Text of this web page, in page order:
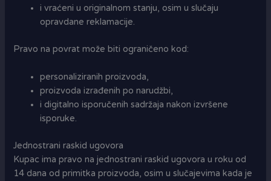
i vraćeni u originalnom stanju, osim u slučaju
opravdane reklamacije.
Pravo na povrat može biti ograničeno kod:
personaliziranih proizvoda,
proizvoda izrađenih po narudžbi,
i digitalno isporučenih sadržaja nakon izvršene
isporuke.
Jednostrani raskid ugovora
Kupac ima pravo na jednostrani raskid ugovora u roku od
14 dana od primitka proizvoda, osim u slučajevima kada je